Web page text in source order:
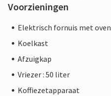
Voorzieningen
Elektrisch fornuis met oven
Koelkast
Afzuigkap
Vriezer : 50 liter
Koffiezetapparaat